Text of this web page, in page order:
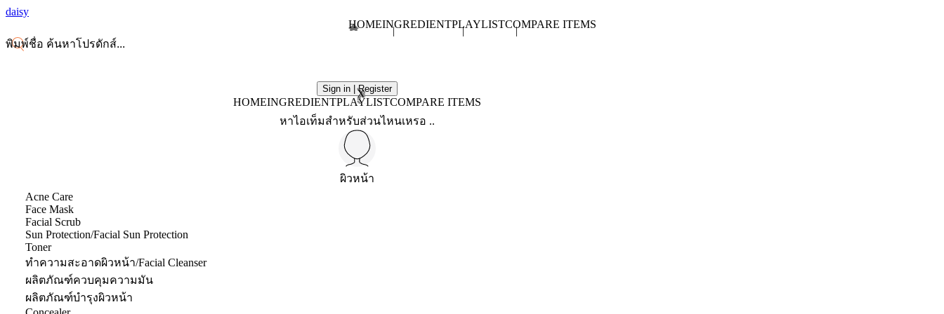
daisy
HOMEINGREDIENTPLAYLISTCOMPARE ITEMS
Sign in | Register
X
HOMEINGREDIENTPLAYLISTCOMPARE ITEMS
หาไอเท็มสำหรับส่วนไหนเหรอ ..
ผิวหน้า
Acne Care
Face Mask
Facial Scrub
Sun Protection/Facial Sun Protection
Toner
ทำความสะอาดผิวหน้า/Facial Cleanser
ผลิตภัณฑ์ควบคุมความมัน
ผลิตภัณฑ์บำรุงผิวหน้า